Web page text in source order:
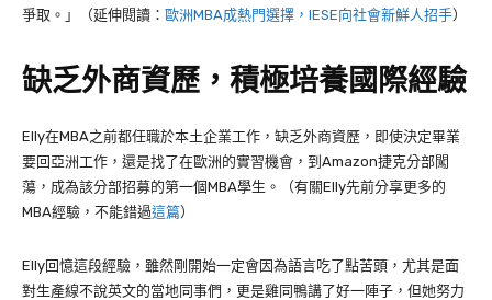
爭取。」（延伸閱讀： 歐洲MBA成熱門選擇，IESE向社會新鮮人招手）
缺乏外商資歷，積極培養國際經驗
Elly在MBA之前都任職於本土企業工作，缺乏外商資歷，即使決定畢業
要回亞洲工作，還是找了在歐洲的實習機會，到 Amazon捷克分部闖
蕩，成為該分部招募的第一個MBA學生。（有關Elly先前分享更多的
MBA經驗，不能錯過這篇）
Elly回憶這段經驗，雖然剛開始一定會因為語言吃了點苦頭，尤其是面
對生產線不說英文的當地同事們，更是雞同鴨講了好一陣子，但她努力